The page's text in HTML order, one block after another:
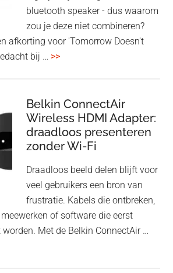
bluetooth speaker - dus waarom
zou je deze niet combineren?
afkorting voor 'Tomorrow Doesn't
bij … >>overHoofdtelefoon
Speaker
in
een
twist
Belkin ConnectAir
Wireless HDMI Adapter:
draadloos presenteren
zonder Wi-Fi
Draadloos beeld delen blijft voor
veel gebruikers een bron van
frustratie. Kabels die ontbreken,
of software die eerst
Met de Belkin ConnectAir …